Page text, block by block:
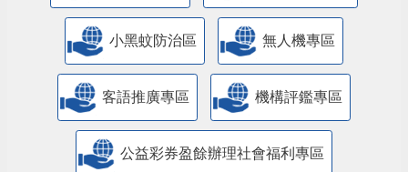
小黑蚊防治區 無人機專區
客語推廣專區 機構評鑑專區
公益彩券盈餘辦理社會福利專區